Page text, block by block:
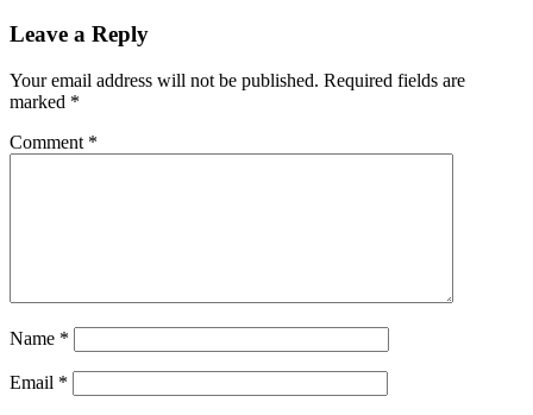
Leave a Reply
Your email address will not be published. Required fields are
marked *
Comment *
Name *
Email *